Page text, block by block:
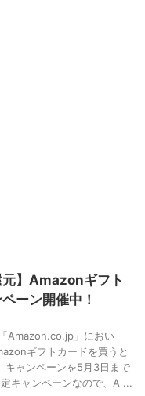
元】Amazonギフト
ーン開催中！
Amazon.co.jp」におい
ギフトカードを買うと
キャンペーンを5月3日まで
キャンペーンなので、A ...